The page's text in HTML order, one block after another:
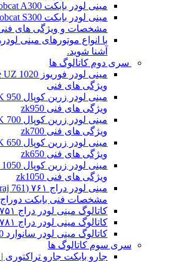
مینی لودر بابکت Bobcat A300
مشخصات و ویژگی های
با انواع موتورهای مینی
آشنا شوید.
سری دوم کاتالوگ ها
ویژگی های فنی
ویژگی های فنی zk950
ویژگی های فنی zk700
ویژگی های فنی zk650
ویژگی های فنی zk1050
مشخصات فنی بابکت دوراج
کاتالوگ مینی لودر دراج ۷۵۱ (Doraj 751)
کاتالوگ مینی لودر دراج ۷۸۱ (Doraj 781)
کاتالوگ مینی لودر سانوارد Sunward SWL 3210
سری سوم کاتالوگ ها
جارو بابکت جارو